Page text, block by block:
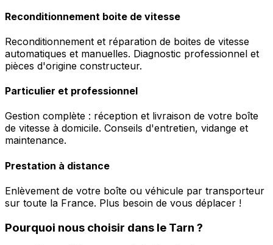
Reconditionnement boite de vitesse
Reconditionnement et réparation de boites de vitesse
automatiques et manuelles. Diagnostic professionnel et
pièces d'origine constructeur.
Particulier et professionnel
Gestion complète : réception et livraison de votre boîte
de vitesse à domicile. Conseils d'entretien, vidange et
maintenance.
Prestation à distance
Enlèvement de votre boîte ou véhicule par transporteur
sur toute la France. Plus besoin de vous déplacer !
Pourquoi nous choisir dans le Tarn ?